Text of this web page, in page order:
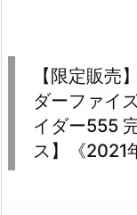
【限定販売
ダーファイ
イダー555
ス】《2021